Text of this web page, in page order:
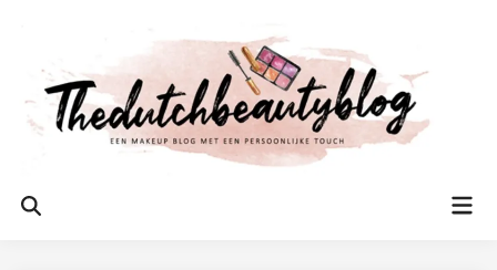
inhoud
Zoeken